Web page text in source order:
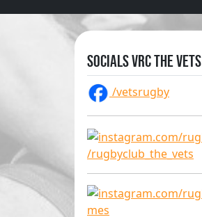
Socials VRC The Vets
/vetsrugby
/rugbyclub_the_vets